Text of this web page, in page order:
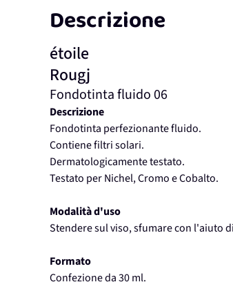
Descrizione
étoile
Rougj
Fondotinta fluido 06
Descrizione
Fondotinta perfezionante fluido.
Contiene filtri solari.
Dermatologicamente testato.
Testato per Nichel, Cromo e Cobalto.
Modalità d'uso
Stendere sul viso, sfumare con l'aiuto
Formato
Confezione da 30 ml.